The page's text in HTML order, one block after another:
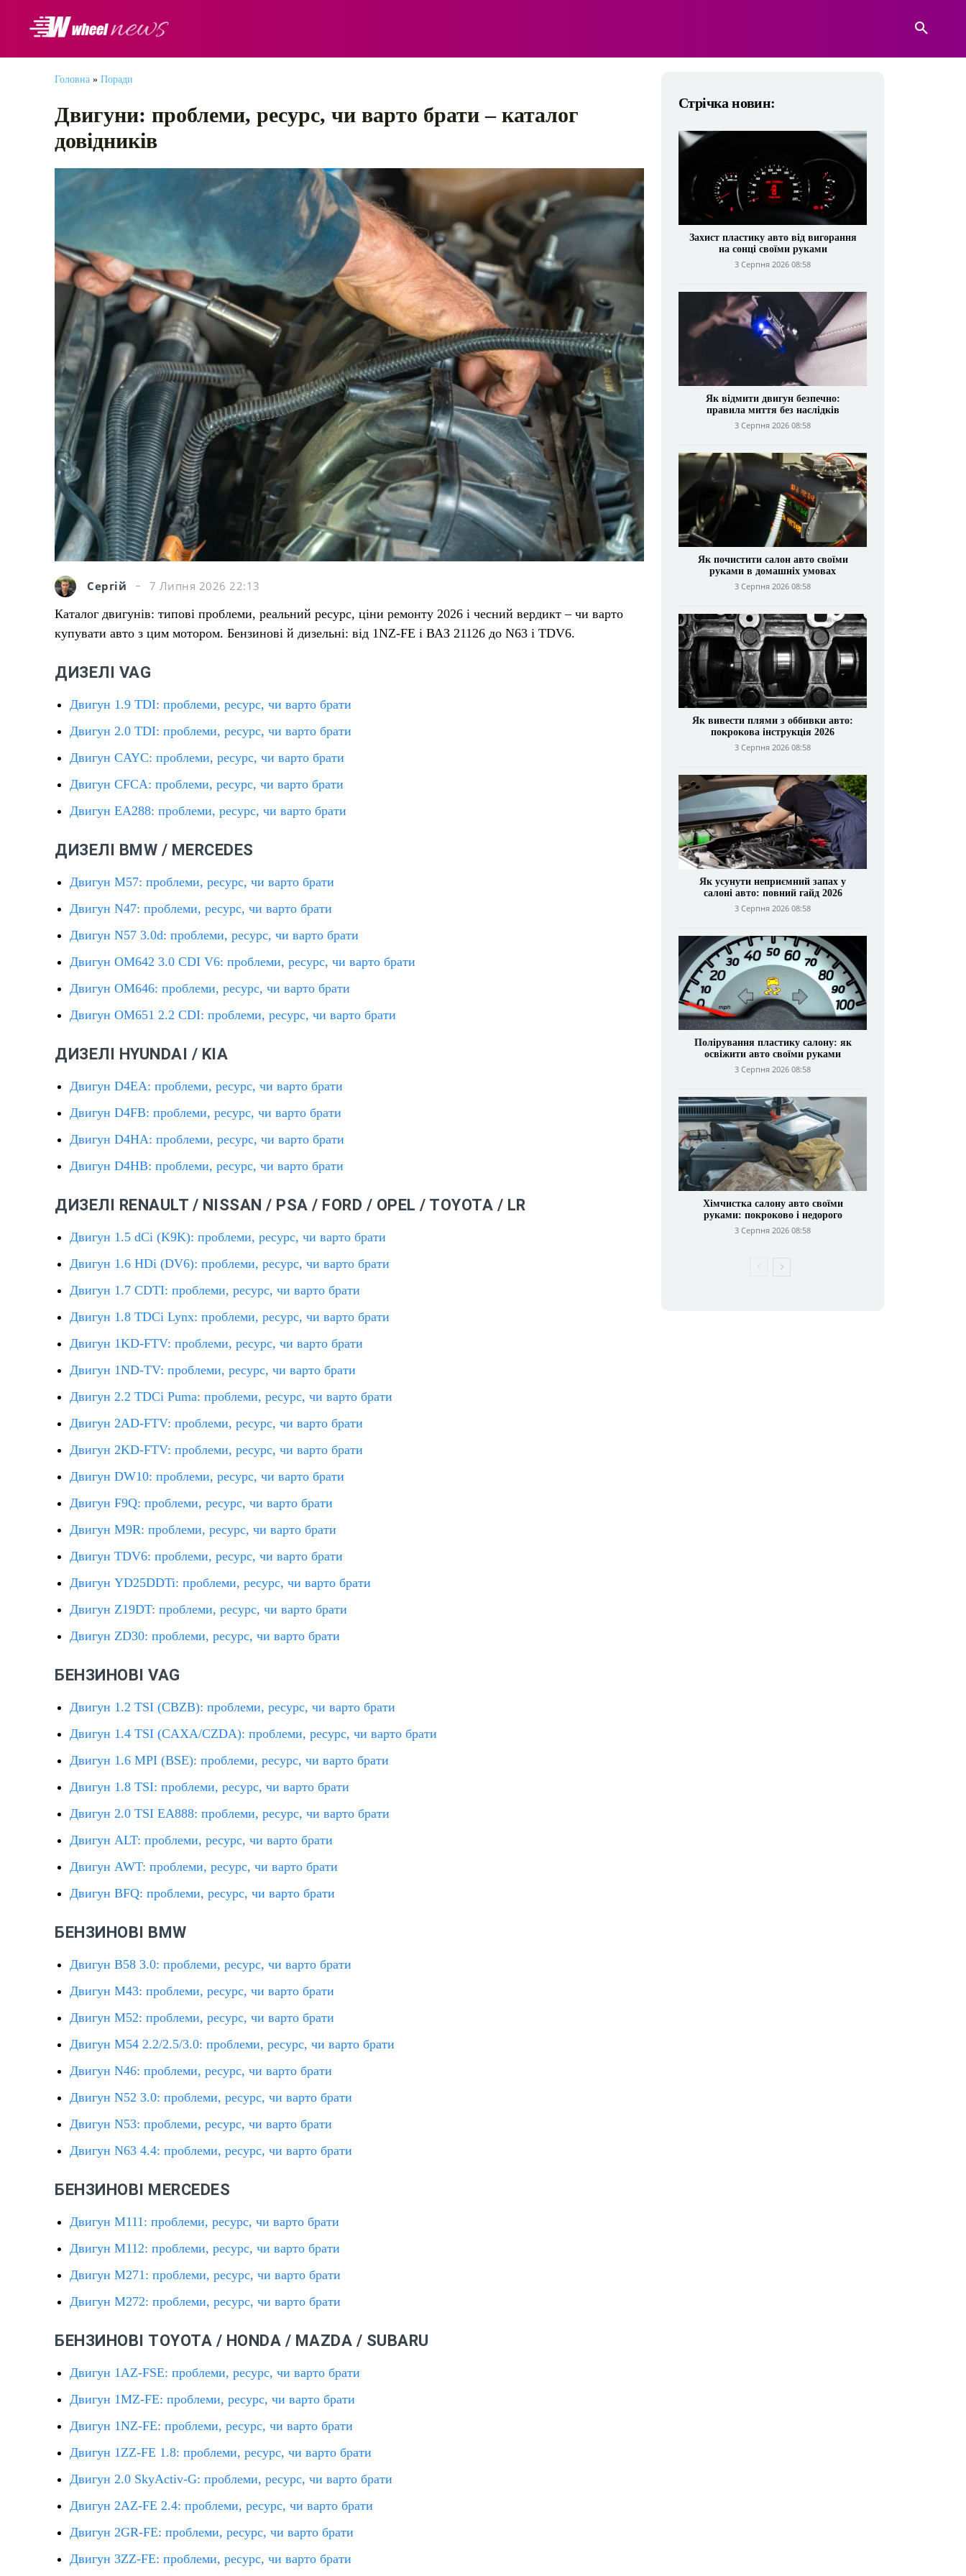
Головна » Поради
Двигуни: проблеми, ресурс, чи варто брати – каталог
довідників
Сергій
7 Липня 2026 22:13
Каталог двигунів: типові проблеми, реальний ресурс, ціни ремонту 2026 і чесний вердикт – чи варто
купувати авто з цим мотором. Бензинові й дизельні: від 1NZ-FE і ВАЗ 21126 до N63 і TDV6.
ДИЗЕЛІ VAG
Двигун 1.9 TDI: проблеми, ресурс, чи варто брати
Двигун 2.0 TDI: проблеми, ресурс, чи варто брати
Двигун CAYC: проблеми, ресурс, чи варто брати
Двигун CFCA: проблеми, ресурс, чи варто брати
Двигун EA288: проблеми, ресурс, чи варто брати
ДИЗЕЛІ BMW / MERCEDES
Двигун M57: проблеми, ресурс, чи варто брати
Двигун N47: проблеми, ресурс, чи варто брати
Двигун N57 3.0d: проблеми, ресурс, чи варто брати
Двигун OM642 3.0 CDI V6: проблеми, ресурс, чи варто брати
Двигун OM646: проблеми, ресурс, чи варто брати
Двигун OM651 2.2 CDI: проблеми, ресурс, чи варто брати
ДИЗЕЛІ HYUNDAI / KIA
Двигун D4EA: проблеми, ресурс, чи варто брати
Двигун D4FB: проблеми, ресурс, чи варто брати
Двигун D4HA: проблеми, ресурс, чи варто брати
Двигун D4HB: проблеми, ресурс, чи варто брати
ДИЗЕЛІ RENAULT / NISSAN / PSA / FORD / OPEL / TOYOTA / LR
Двигун 1.5 dCi (K9K): проблеми, ресурс, чи варто брати
Двигун 1.6 HDi (DV6): проблеми, ресурс, чи варто брати
Двигун 1.7 CDTI: проблеми, ресурс, чи варто брати
Двигун 1.8 TDCi Lynx: проблеми, ресурс, чи варто брати
Двигун 1KD-FTV: проблеми, ресурс, чи варто брати
Двигун 1ND-TV: проблеми, ресурс, чи варто брати
Двигун 2.2 TDCi Puma: проблеми, ресурс, чи варто брати
Двигун 2AD-FTV: проблеми, ресурс, чи варто брати
Двигун 2KD-FTV: проблеми, ресурс, чи варто брати
Двигун DW10: проблеми, ресурс, чи варто брати
Двигун F9Q: проблеми, ресурс, чи варто брати
Двигун M9R: проблеми, ресурс, чи варто брати
Двигун TDV6: проблеми, ресурс, чи варто брати
Двигун YD25DDTi: проблеми, ресурс, чи варто брати
Двигун Z19DT: проблеми, ресурс, чи варто брати
Двигун ZD30: проблеми, ресурс, чи варто брати
БЕНЗИНОВІ VAG
Двигун 1.2 TSI (CBZB): проблеми, ресурс, чи варто брати
Двигун 1.4 TSI (CAXA/CZDA): проблеми, ресурс, чи варто брати
Двигун 1.6 MPI (BSE): проблеми, ресурс, чи варто брати
Двигун 1.8 TSI: проблеми, ресурс, чи варто брати
Двигун 2.0 TSI EA888: проблеми, ресурс, чи варто брати
Двигун ALT: проблеми, ресурс, чи варто брати
Двигун AWT: проблеми, ресурс, чи варто брати
Двигун BFQ: проблеми, ресурс, чи варто брати
БЕНЗИНОВІ BMW
Двигун B58 3.0: проблеми, ресурс, чи варто брати
Двигун M43: проблеми, ресурс, чи варто брати
Двигун M52: проблеми, ресурс, чи варто брати
Двигун M54 2.2/2.5/3.0: проблеми, ресурс, чи варто брати
Двигун N46: проблеми, ресурс, чи варто брати
Двигун N52 3.0: проблеми, ресурс, чи варто брати
Двигун N53: проблеми, ресурс, чи варто брати
Двигун N63 4.4: проблеми, ресурс, чи варто брати
БЕНЗИНОВІ MERCEDES
Двигун M111: проблеми, ресурс, чи варто брати
Двигун M112: проблеми, ресурс, чи варто брати
Двигун M271: проблеми, ресурс, чи варто брати
Двигун M272: проблеми, ресурс, чи варто брати
БЕНЗИНОВІ TOYOTA / HONDA / MAZDA / SUBARU
Двигун 1AZ-FSE: проблеми, ресурс, чи варто брати
Двигун 1MZ-FE: проблеми, ресурс, чи варто брати
Двигун 1NZ-FE: проблеми, ресурс, чи варто брати
Двигун 1ZZ-FE 1.8: проблеми, ресурс, чи варто брати
Двигун 2.0 SkyActiv-G: проблеми, ресурс, чи варто брати
Двигун 2AZ-FE 2.4: проблеми, ресурс, чи варто брати
Двигун 2GR-FE: проблеми, ресурс, чи варто брати
Двигун 3ZZ-FE: проблеми, ресурс, чи варто брати
Стрічка новин:
Захист пластику авто від вигорання
на сонці своїми руками
3 Серпня 2026 08:58
Як відмити двигун безпечно:
правила миття без наслідків
3 Серпня 2026 08:58
Як почистити салон авто своїми
руками в домашніх умовах
3 Серпня 2026 08:58
Як вивести плями з оббивки авто:
покрокова інструкція 2026
3 Серпня 2026 08:58
Як усунути неприємний запах у
салоні авто: повний гайд 2026
3 Серпня 2026 08:58
Полірування пластику салону: як
освіжити авто своїми руками
3 Серпня 2026 08:58
Хімчистка салону авто своїми
руками: покроково і недорого
3 Серпня 2026 08:58